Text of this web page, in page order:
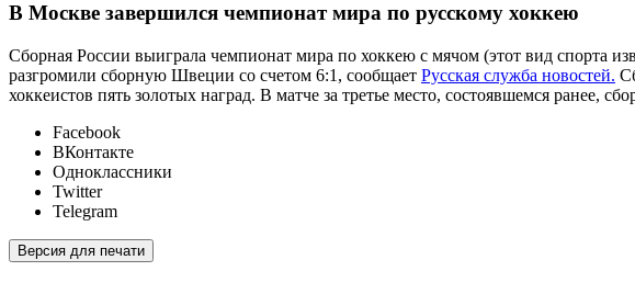
В Москве завершился чемпионат мира по русскому хоккею
Сборная России выиграла чемпионат мира по хоккею с мячом (этот вид спорта
разгромили сборную Швеции со счетом 6:1, сообщает Русская служба новостей.
хоккеистов пять золотых наград. В матче за третье место, состоявшемся ранее,
Facebook
ВКонтакте
Одноклассники
Twitter
Telegram
Версия для печати